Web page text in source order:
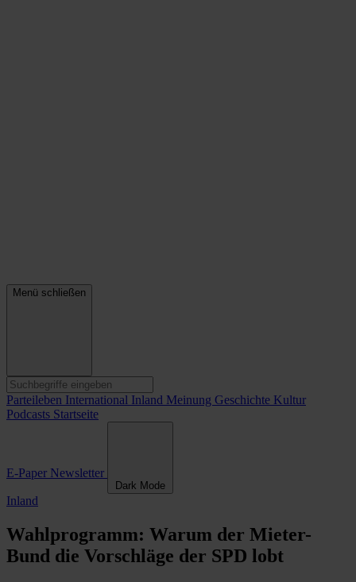
Menü schließen
Parteileben International Inland Meinung Geschichte Kultur
Podcasts Startseite
E-Paper Newsletter
Dark Mode
Inland
Wahlprogramm: Warum der Mieter-
Bund die Vorschläge der SPD lobt